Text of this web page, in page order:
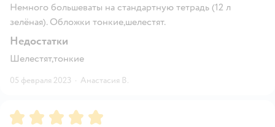
Немного большеваты на стандартную тетрадь (12 л
зелёная). Обложки тонкие,шелестят.
Недостатки
Шелестят,тонкие
05 февраля 2023 · Анастасия В.
Рейтинг:5